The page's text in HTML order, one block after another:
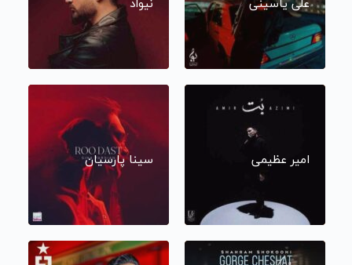
امیر عظیمی سینا پارسیان